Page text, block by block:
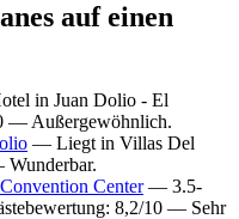
auf einen
in Juan Dolio - El
— Außergewöhnlich.
— Liegt in Villas Del
Center— 3.5-
8,2/10 — Sehr